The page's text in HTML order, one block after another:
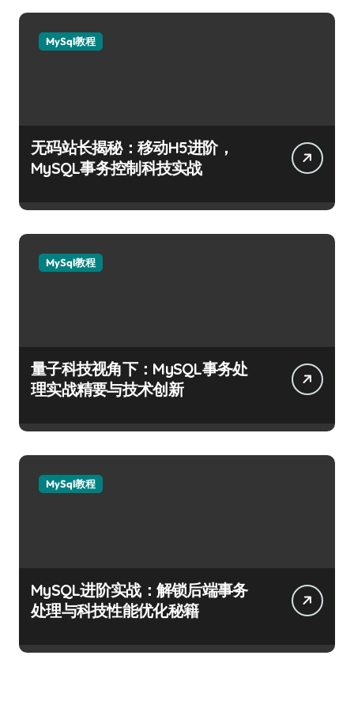
MySql教程
无码站长揭秘：移动H5进阶，
MySQL事务控制科技实战
MySql教程
量子科技视角下：MySQL事务处
理实战精要与技术创新
MySql教程
MySQL进阶实战：解锁后端事务
处理与科技性能优化秘籍